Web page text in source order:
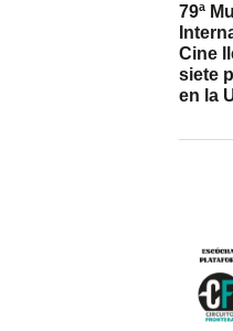
79ª
Cine
siete
en la